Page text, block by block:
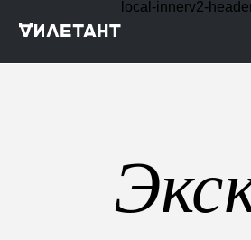
local-innerv2-